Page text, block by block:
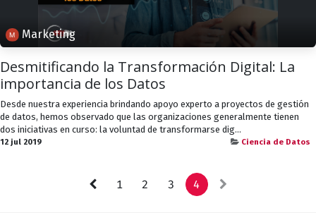
Marketing
Desmitificando la Transformación Digital: La
importancia de los Datos
Desde nuestra experiencia brindando apoyo experto a proyectos de gestión
de datos, hemos observado que las organizaciones generalmente tienen
dos iniciativas en curso: la voluntad de transformarse dig...
12 jul 2019 Ciencia de Datos
1 2 3 4